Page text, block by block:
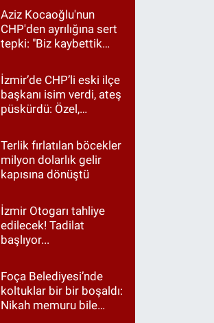
Aziz Kocaoğlu'nun
CHP'den ayrılığına sert
tepki: "Biz kaybettik
etmedik"
İzmir’de CHP’li eski ilçe
başkanı isim verdi, ateş
püskürdü: Özel,
Terlik fırlatılan böcekler
milyon dolarlık gelir
kapısına dönüştü
İzmir Otogarı tahliye
edilecek! Tadilat
başlıyor...
Foça Belediyesi’nde
koltuklar bir bir boşaldı:
Nikah memuru bile